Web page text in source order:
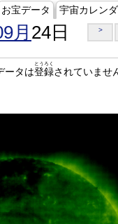
お宝データ 宇宙カレン
月 24日 >
ータは登録
とうろく
されていませ